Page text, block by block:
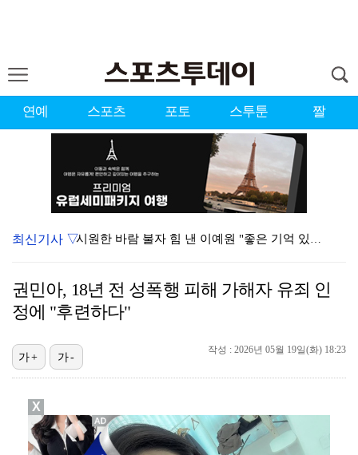
연예 스포츠 포토 스투툰 짤
시원한 바람 불자 힘 낸 이예원 "좋은 기억 있는 테디…
강채연, 제주삼다수 3R 선두 질주…서어진·장은수 1타…
아이들, '톰보이'까지 MV 4억뷰 돌파…통산 3번째 …
"큰 섭섭함 안겨 미안"…블랙핑크 지수, 10주년 잡음…
[ST포토] 정지효, 퍼터 확인
최신기사 ▽
권민아, 18년 전 성폭행 피해 가해자 유죄 인
정에 "후련하다"
작성 : 2026년 05월 19일(화) 18:23
가+ 가-
X